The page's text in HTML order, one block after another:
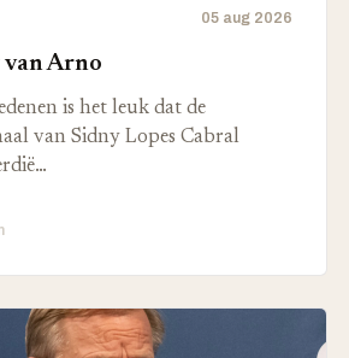
05 aug 2026
van Arno
is het leuk dat de
van Sidny Lopes Cabral